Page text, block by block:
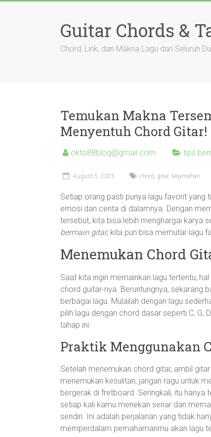
Guitar Chords &
Chord, Lirik, dan Makna Lagu dari Seluruh
Temukan Makna
Menyentuh Chord Gitar!
okto88blog@gmail.com tips
August 5, 2025 chord , gitar, terjemahan
Setiap orang pasti punya lagu favorit yang
emosi dan cerita di dalamnya. Dengan
tersebut, kita bisa lebih menghargai karya
bermain gitar, kita pun bisa memutar lagu
Menemukan Chord
Saat kita ingin memainkan lagu tertentu,
chord guitar-nya. Beruntungnya, sekarang
berbagai lagu. Mulailah dengan lagu
pilih lagu dengan chord dasar seperti C, G,
tahap ini.
Praktik Menggunakan
Setelah menemukan chord gitar, ambil
menemukan kesulitan, jangan ragu untuk
bergerak di fretboard. Seringkali, itu
setiap kali kamu menekan senar dan
sendiri. Ini adalah perjalanan yang tidak
memperdalam pemahamanmu akan lagu